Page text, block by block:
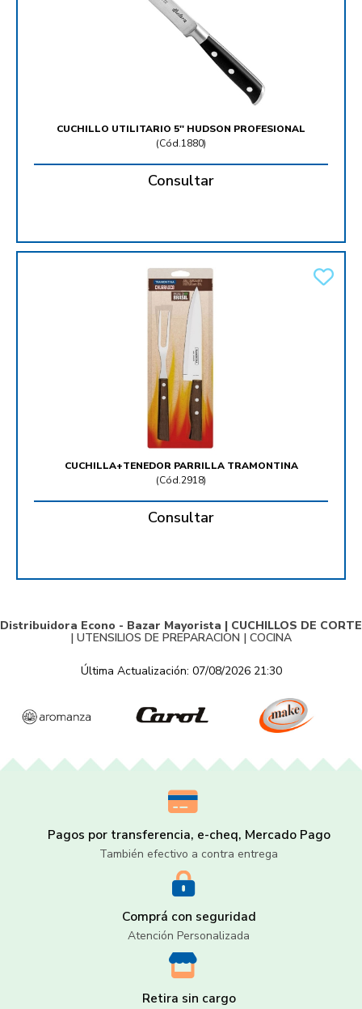
CUCHILLO UTILITARIO 5'' HUDSON PROFESIONAL
(Cód.1880)
Consultar
CUCHILLA+TENEDOR PARRILLA TRAMONTINA
(Cód.2918)
Consultar
Distribuidora Econo - Bazar Mayorista | CUCHILLOS DE CORTE
| UTENSILIOS DE PREPARACION | COCINA
Última Actualización: 07/08/2026 21:30
Pagos por transferencia, e-cheq, Mercado Pago
También efectivo a contra entrega
Comprá con seguridad
Atención Personalizada
Retira sin cargo